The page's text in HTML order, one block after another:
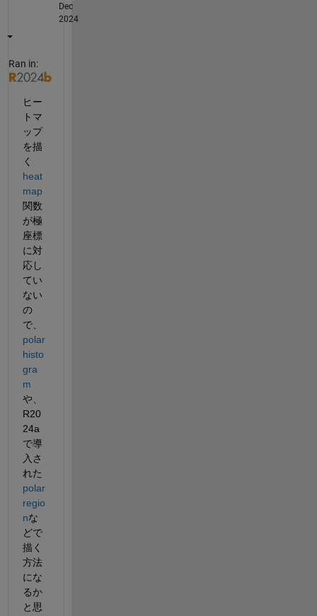
Dec
2024
Ran in:
ヒー
トマ
ップ
を描
く
heat
map
関数
が極
座標
に対
応し
てい
ない
の
で、
polar
histo
gra
m
や、
R20
24a
で導
入さ
れた
polar
regio
nな
どで
描く
方法
にな
るか
と思